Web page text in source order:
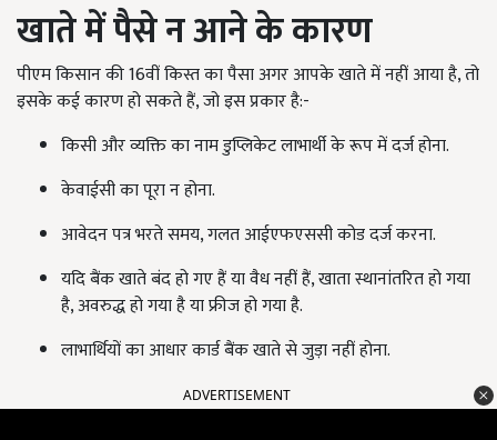
खाते में पैसे न आने के कारण
पीएम किसान की 16वीं किस्त का पैसा अगर आपके खाते में नहीं आया है, तो
इसके कई कारण हो सकते हैं, जो इस प्रकार है:-
किसी और व्यक्ति का नाम डुप्लिकेट लाभार्थी के रूप में दर्ज होना.
केवाईसी का पूरा न होना.
आवेदन पत्र भरते समय, गलत आईएफएससी कोड दर्ज करना.
यदि बैंक खाते बंद हो गए हैं या वैध नहीं हैं, खाता स्थानांतरित हो गया
है, अवरुद्ध हो गया है या फ्रीज हो गया है.
लाभार्थियों का आधार कार्ड बैंक खाते से जुड़ा नहीं होना.
ADVERTISEMENT